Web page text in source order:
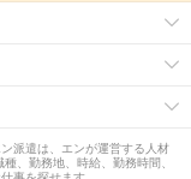
派遣は、エンが運営する人材
、勤務地、時給、勤務時間、